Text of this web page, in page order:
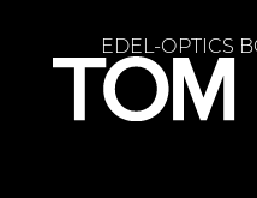
EDEL-OPTICS